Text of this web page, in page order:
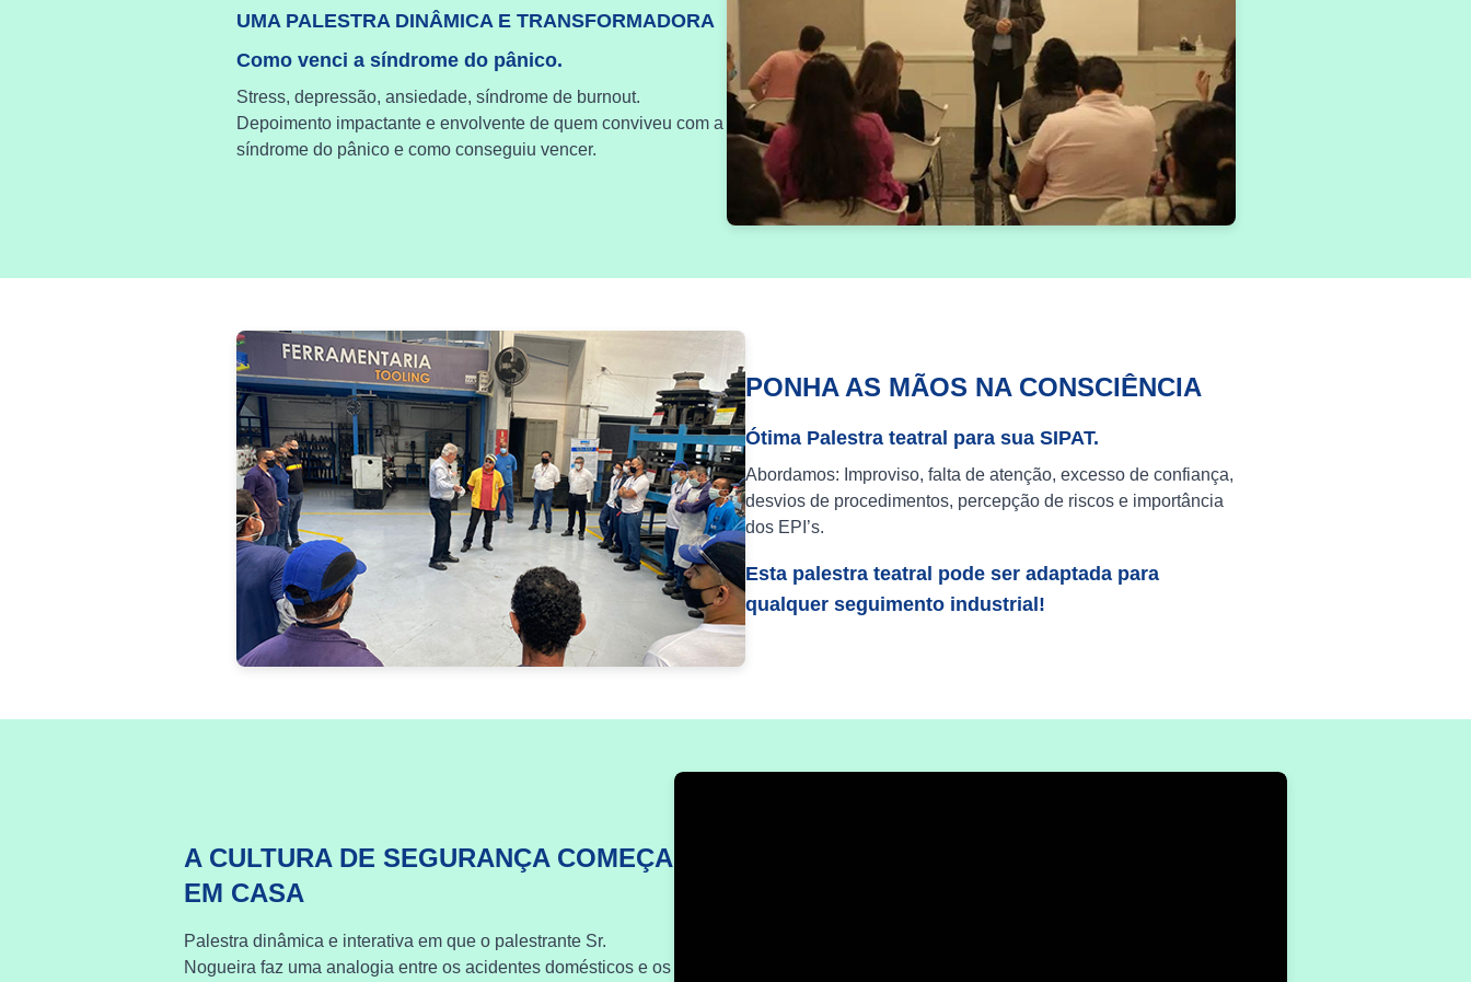
UMA PALESTRA DINÂMICA E TRANSFORMADORA
Como venci a síndrome do pânico.
Stress, depressão, ansiedade, síndrome de burnout.
Depoimento impactante e envolvente de quem conviveu com a
síndrome do pânico e como conseguiu vencer.
PONHA AS MÃOS NA CONSCIÊNCIA
Ótima Palestra teatral para sua SIPAT.
Abordamos: Improviso, falta de atenção, excesso de confiança,
desvios de procedimentos, percepção de riscos e importância
dos EPI’s.
Esta palestra teatral pode ser adaptada para
qualquer seguimento industrial!
A CULTURA DE SEGURANÇA COMEÇA
EM CASA
Palestra dinâmica e interativa em que o palestrante Sr.
Nogueira faz uma analogia entre os acidentes domésticos e os